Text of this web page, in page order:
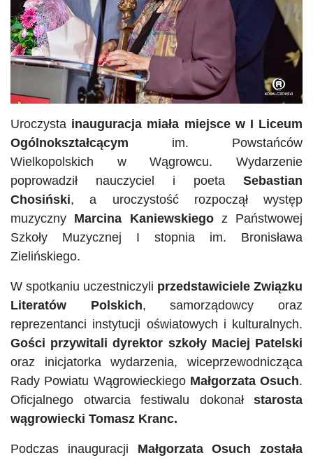
Uroczysta inauguracja miała miejsce w I Liceum
Ogólnokształcącym im. Powstańców
Wielkopolskich w Wągrowcu. Wydarzenie
poprowadził nauczyciel i poeta Sebastian
Chosiński, a uroczystość rozpoczął występ
muzyczny Marcina Kaniewskiegoz Państwowej
Szkoły Muzycznej I stopnia im. Bronisława
Zielińskiego.
W spotkaniu uczestniczyli przedstawiciele Związku
Literatów Polskich, samorządowcy oraz
reprezentanci instytucji oświatowych i kulturalnych.
Gości przywitali dyrektor szkoły Maciej Patelski
oraz inicjatorka wydarzenia, wiceprzewodnicząca
Rady Powiatu Wągrowieckiego Małgorzata Osuch.
Oficjalnego otwarcia festiwalu dokonał starosta
wągrowiecki Tomasz Kranc.
Podczas inauguracji Małgorzata Osuch została